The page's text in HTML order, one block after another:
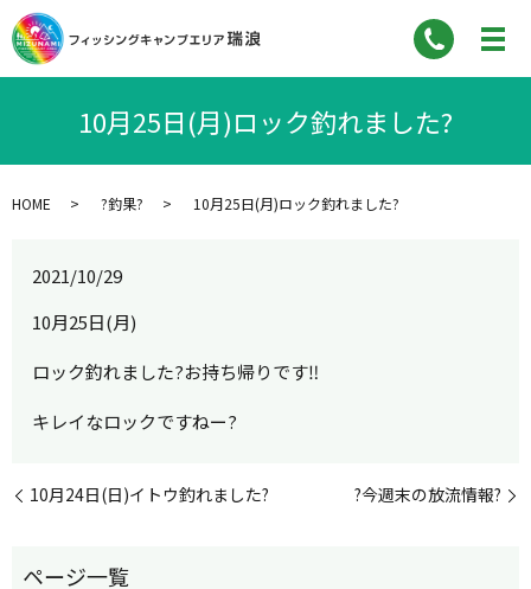
10月25日(月)ロック釣れました?
HOME ?釣果? 10月25日(月)ロック釣れました?
2021/10/29
10月25日(月)
ロック釣れました?お持ち帰りです‼︎
キレイなロックですねー?
10月24日(日)イトウ釣れました? ?今週末の放流情報?